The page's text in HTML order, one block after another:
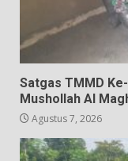
Satgas TMMD
Mushollah Al
Agustus 7, 2026